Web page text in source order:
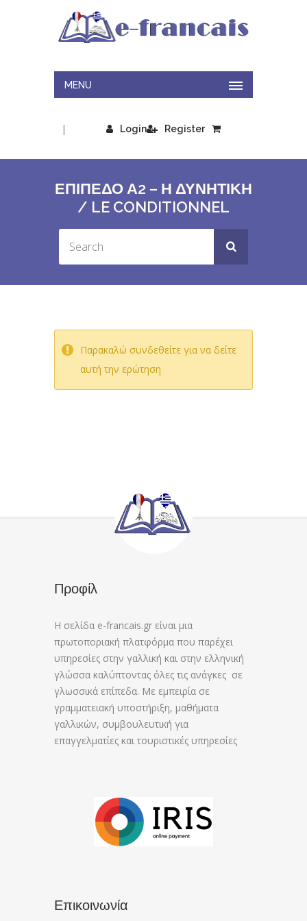
MENU
Login
| Register
ΕΠΙΠΕΔΟ Α2 – Η ΔΥΝΗΤΙΚΗ
/ LE CONDITIONNEL
Παρακαλώ συνδεθείτε για να δείτε
αυτή την ερώτηση
Προφίλ
Η σελίδα e-francais.gr είναι μια
πρωτοποριακή πλατφόρμα που παρέχει
υπηρεσίες στην γαλλική και στην ελληνική
γλώσσα καλύπτοντας όλες τις ανάγκες σε
γλωσσικά επίπεδα. Με εμπειρία σε
γραμματειακή υποστήριξη, μαθήματα
γαλλικών, συμβουλευτική για
επαγγελματίες και τουριστικές υπηρεσίες
Επικοινωνία